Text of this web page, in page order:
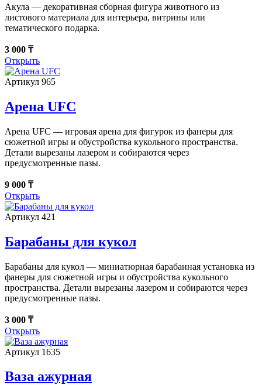
Акула — декоративная сборная фигура животного из
листового материала для интерьера, витрины или
тематического подарка.
3 000 ₸
Открыть
Артикул 965
Арена UFC
Арена UFC — игровая арена для фигурок из фанеры для
сюжетной игры и обустройства кукольного пространства.
Детали вырезаны лазером и собираются через
предусмотренные пазы.
9 000 ₸
Открыть
Артикул 421
Барабаны для кукол
Барабаны для кукол — миниатюрная барабанная установка из
фанеры для сюжетной игры и обустройства кукольного
пространства. Детали вырезаны лазером и собираются через
предусмотренные пазы.
3 000 ₸
Открыть
Артикул 1635
Ваза ажурная